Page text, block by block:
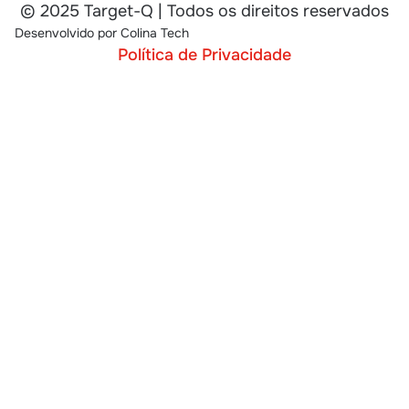
© 2025 Target-Q | Todos os direitos reservados
Desenvolvido por Colina Tech
Política de Privacidade